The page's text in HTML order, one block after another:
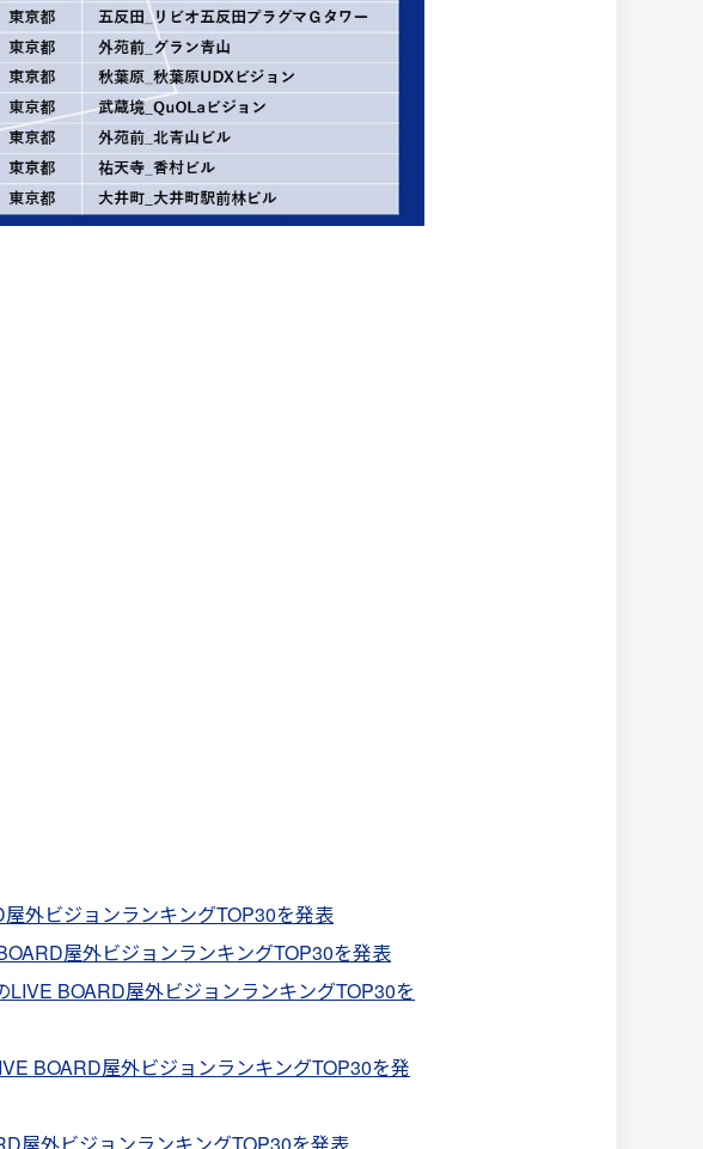
外ビジョンランキングTOP30を発表
屋外ビジョンランキングTOP30を発表
BOARD屋外ビジョンランキングTOP30を
BOARD屋外ビジョンランキングTOP30を発